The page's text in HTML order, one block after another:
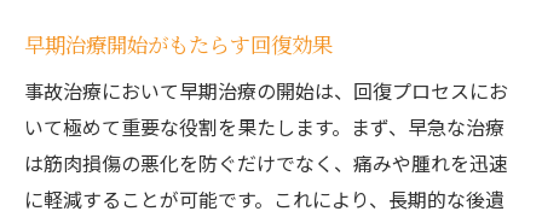
早期治療開始がもたらす回復効果
事故治療において早期治療の開始は、回復プロセスにお
いて極めて重要な役割を果たします。まず、早急な治療
は筋肉損傷の悪化を防ぐだけでなく、痛みや腫れを迅速
に軽減することが可能です。これにより、長期的な後遺